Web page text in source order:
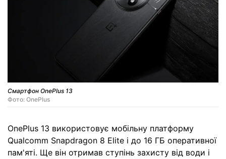
Смартфон OnePlus 13
Фото: OnePlus
OnePlus 13 використовує мобільну платформу
Qualcomm Snapdragon 8 Elite і до 16 ГБ оперативної
пам'яті. Ще він отримав ступінь захисту від води і